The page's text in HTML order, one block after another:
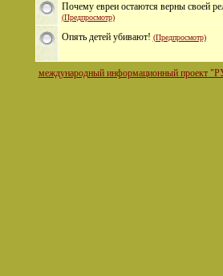
Почему евреи остаются верны своей
(Предпросмотр)
Опять детей убивают! (Предпросмотр)
международный информационный